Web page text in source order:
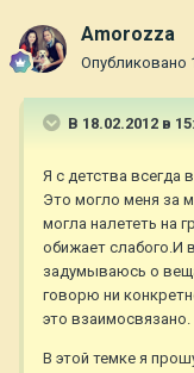
Amorozza
Опубликовано
В 18.02.2012 в
Я с детства всегда
Это могло меня за
могла налететь на
обижает слабого.И
задумываюсь о
говорю ни
это взаимосвязано.
В этой темке я